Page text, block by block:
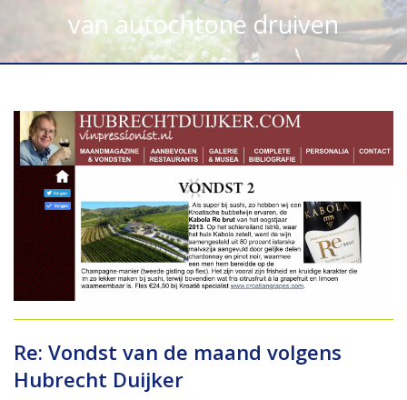
van autochtone druiven
Re: Vondst van de maand volgens
Hubrecht Duijker